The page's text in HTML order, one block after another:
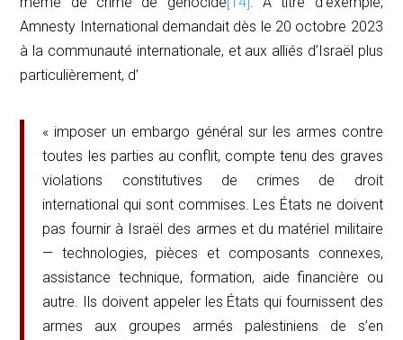
Amnesty International demandait dès le 20 octobre 2023
à la communauté internationale, et aux alliés d’Israël plus
particulièrement, d’
« imposer un embargo général sur les armes contre
toutes les parties au conflit, compte tenu des graves
violations constitutives de crimes de droit
international qui sont commises. Les États ne doivent
pas fournir à Israël des armes et du matériel militaire
— technologies, pièces et composants connexes,
assistance technique, formation, aide financière ou
autre. Ils doivent appeler les États qui fournissent des
armes aux groupes armés palestiniens de s’en